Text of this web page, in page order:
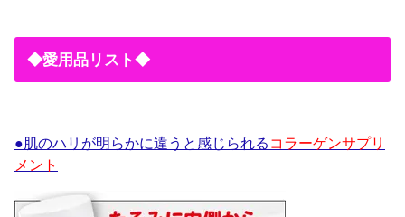
◆愛用品リスト◆
●肌のハリが明らかに違うと感じられる コラーゲンサプリ
メント